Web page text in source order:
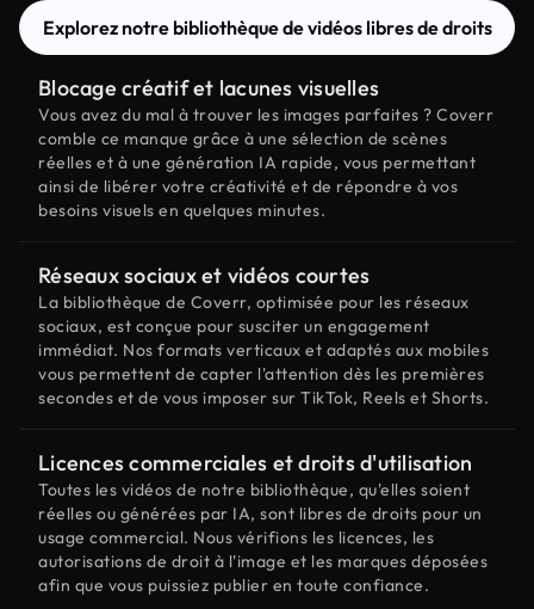
Explorez notre bibliothèque de vidéos libres de droits
Blocage créatif et lacunes visuelles
Vous avez du mal à trouver les images parfaites ? Coverr
comble ce manque grâce à une sélection de scènes
réelles et à une génération IA rapide, vous permettant
ainsi de libérer votre créativité et de répondre à vos
besoins visuels en quelques minutes.
Réseaux sociaux et vidéos courtes
La bibliothèque de Coverr, optimisée pour les réseaux
sociaux, est conçue pour susciter un engagement
immédiat. Nos formats verticaux et adaptés aux mobiles
vous permettent de capter l'attention dès les premières
secondes et de vous imposer sur TikTok, Reels et Shorts.
Licences commerciales et droits d'utilisation
Toutes les vidéos de notre bibliothèque, qu'elles soient
réelles ou générées par IA, sont libres de droits pour un
usage commercial. Nous vérifions les licences, les
autorisations de droit à l'image et les marques déposées
afin que vous puissiez publier en toute confiance.